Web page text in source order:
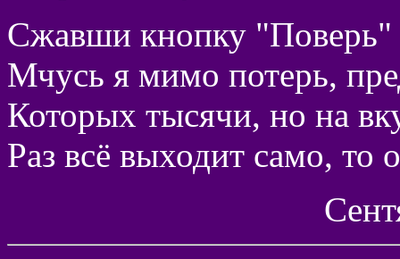
Сжавши кнопку "Поверь"
Мчусь я мимо потерь,
Которых тысячи, но на
Раз всё выходит само, то